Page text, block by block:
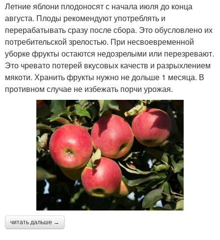
Летние яблони плодоносят с начала июля до конца
августа. Плоды рекомендуют употреблять и
перерабатывать сразу после сбора. Это обусловлено их
потребительской зрелостью. При несвоевременной
уборке фрукты остаются недозрелыми или перезревают.
Это чревато потерей вкусовых качеств и разрыхлением
мякоти. Хранить фрукты нужно не дольше 1 месяца. В
противном случае не избежать порчи урожая.
читать дальше →